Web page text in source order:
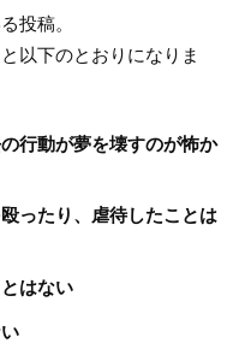
投稿。
以下のとおりになりま
行動が夢を壊すのが怖か
ったり、虐待したことは
はない